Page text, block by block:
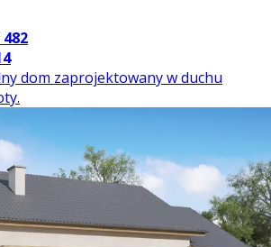
482
dom zaprojektowany w duchu